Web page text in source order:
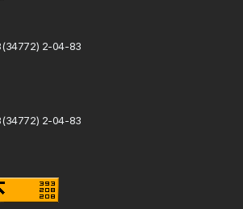
2-04-83
2-04-83